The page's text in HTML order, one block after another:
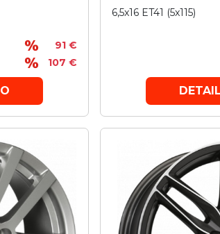
91 €
107 €
6,5x16 ET41 (5x115)